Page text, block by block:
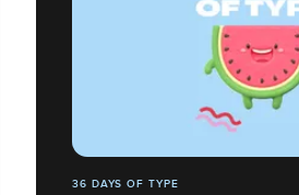
36 DAYS OF TYPE